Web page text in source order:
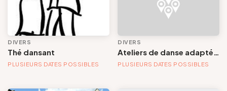
Suivez-nous
Presse
Groupes et voyagistes
DIVERS
Thé dansant
PLUSIEURS DATES POSSIBLES
DIVERS
PLUSIEURS DATES POSSIBLES